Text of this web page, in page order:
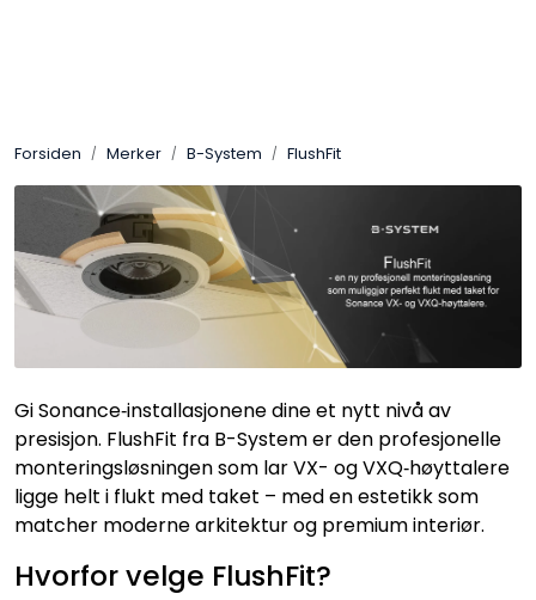
Forsiden Merker B-System FlushFit
Gi Sonance‑installasjonene dine et nytt nivå av
presisjon. FlushFit fra B-System er den profesjonelle
monteringsløsningen som lar VX- og VXQ‑høyttalere
ligge helt i flukt med taket – med en estetikk som
matcher moderne arkitektur og premium interiør.
Hvorfor velge FlushFit?
SONOS
Smarthus
KNX
Stereo
Høyttalere
Kabler
Nettverk